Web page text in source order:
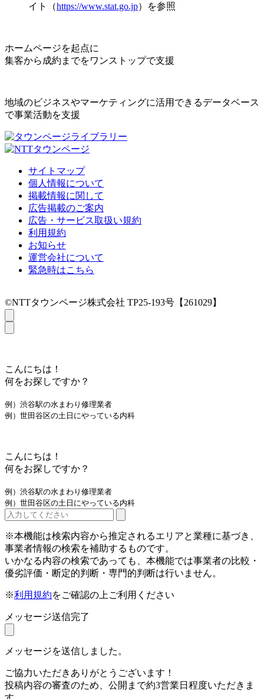
イト（https://www.stat.go.jp）を参照
ホームページを起点に
集客から成約までをワンストップで支援
地域のビジネスやマーケティングに活用できるデータベース
で事業活動を支援
サイトマップ
個人情報について
掲載情報に関して
広告掲載のご案内
広告・サービス取扱い規約
利用規約
お知らせ
運営会社について
緊急時はこちら
©NTTタウンページ株式会社 TP25-193号【261029】
こんにちは！
何をお探しですか？
例）渋谷駅の水まわり修理業者
例）世田谷区の土日にやっている内科
こんにちは！
何をお探しですか？
例）渋谷駅の水まわり修理業者
例）世田谷区の土日にやっている内科
※本機能は検索内容から推定されるエリアと業種に基づき、
事業者情報の検索を補助するものです。
いかなる内容の検索であっても、本機能では事業者の比較・
優劣評価・断定的判断・専門的判断は行いません。
※利用規約をご確認の上ご利用ください
メッセージ送信完了
メッセージを送信しました。
ご協力いただきありがとうございます！
投稿内容の審査のため、公開まで約3営業日程度いただきま